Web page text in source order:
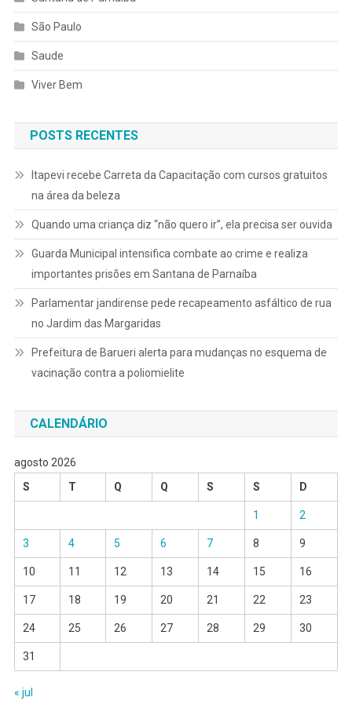
São Paulo
Saude
Viver Bem
POSTS RECENTES
Itapevi recebe Carreta da Capacitação com cursos gratuitos
na área da beleza
Quando uma criança diz “não quero ir”, ela precisa ser ouvida
Guarda Municipal intensifica combate ao crime e realiza
importantes prisões em Santana de Parnaíba
Parlamentar jandirense pede recapeamento asfáltico de rua
no Jardim das Margaridas
Prefeitura de Barueri alerta para mudanças no esquema de
vacinação contra a poliomielite
CALENDÁRIO
agosto 2026
S
T Q Q S S D
1 2
3 4 5 6 7 8 9
10 11 12 13 14 15 16
17 18 19 20 21 22 23
24 25 26 27 28 29 30
31
« jul